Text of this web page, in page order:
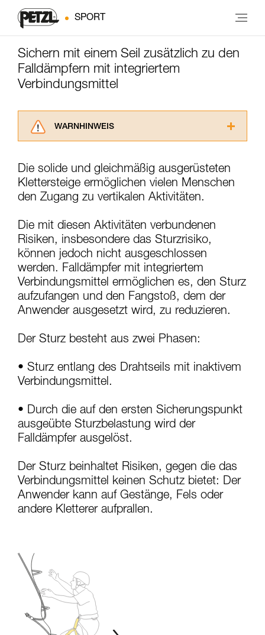
SPORT
Sichern mit einem Seil zusätzlich zu den
Falldämpfern mit integriertem
Verbindungsmittel
WARNHINWEIS
aufmerksam durch, bevor Sie diesen zu Rate
ziehen. Um diese Zusatzinformationen
verstehen zu können, müssen Sie zuerst die in
Informationen richtig verstanden haben.
Die Beherrschung dieser Techniken setzt eine
entsprechende Ausbildung und ein spezielles
Training voraus. Prüfen Sie zusammen mit
einem Profi, ob Sie in der Lage sind, den
Vorgang alleine sicher zu wiederholen, bevor
Sie ihn eigenständig durchführen.
Wir geben Beispiele für die mit Ihrer Aktivität
verbundenen Techniken. Möglicherweise gibt es
beschrieben werden.
Die solide und gleichmäßig ausgerüsteten
Klettersteige ermöglichen vielen Menschen
den Zugang zu vertikalen Aktivitäten.
Die mit diesen Aktivitäten verbundenen
Risiken, insbesondere das Sturzrisiko,
können jedoch nicht ausgeschlossen
werden. Falldämpfer mit integriertem
Verbindungsmittel ermöglichen es, den Sturz
aufzufangen und den Fangstoß, dem der
Anwender ausgesetzt wird, zu reduzieren.
Der Sturz besteht aus zwei Phasen:
• Sturz entlang des Drahtseils mit inaktivem
Verbindungsmittel.
• Durch die auf den ersten Sicherungspunkt
ausgeübte Sturzbelastung wird der
Falldämpfer ausgelöst.
Der Sturz beinhaltet Risiken, gegen die das
Verbindungsmittel keinen Schutz bietet: Der
Anwender kann auf Gestänge, Fels oder
andere Kletterer aufprallen.